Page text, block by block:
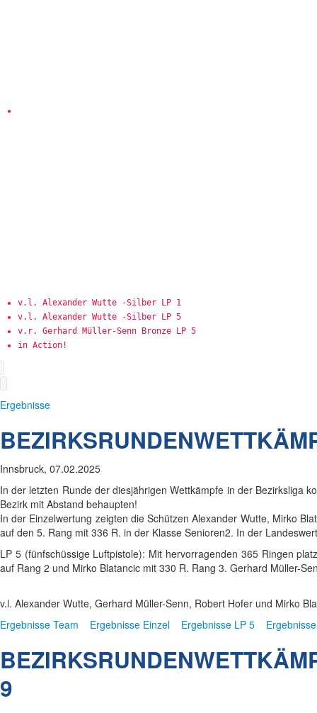
v.l. Alexander Wutte -Silber LP 1
v.l. Alexander Wutte -Silber LP 5
v.r. Gerhard Müller-Senn Bronze LP 5
in Action!
Ergebnisse
Innsbruck, 07.02.2025
In der letzten Runde der diesjährigen Wettkämpfe in der Bezirksliga
Bezirk mit Abstand behaupten!
In der Einzelwertung zeigten die Schützen Alexander Wutte, Mirko
auf den 5. Rang mit 336 R. in der Klasse Senioren2. In der
LP 5 (fünfschüssige Luftpistole): Mit hervorragenden 365 Ringen
auf Rang 2 und Mirko Blatancic mit 330 R. Rang 3. Gerhard Müller-
v.l. Alexander Wutte, Gerhard Müller-Senn, Robert Hofer und Mirko
Ergebnisse Team
Ergebnisse Einzel Ergebnisse LP 5
9